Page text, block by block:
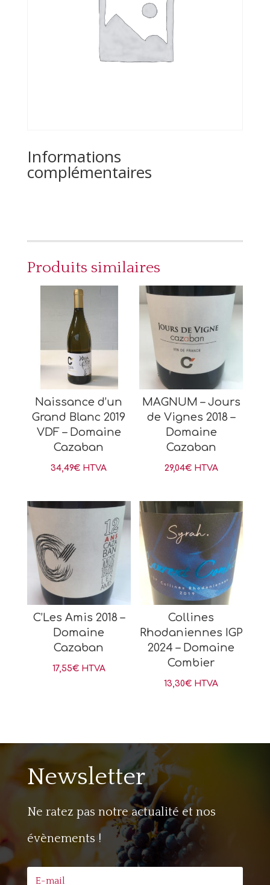
Informations
complémentaires
Produits similaires
Naissance d’un
Grand Blanc 2019
VDF – Domaine
Cazaban
34,49€ HTVA
MAGNUM – Jours
de Vignes 2018 –
Domaine
Cazaban
29,04€ HTVA
C’Les Amis 2018 –
Domaine
Cazaban
17,55€ HTVA
Collines
Rhodaniennes IGP
2024 – Domaine
Combier
13,30€ HTVA
Newsletter
Ne ratez pas notre actualité et nos
évènements !